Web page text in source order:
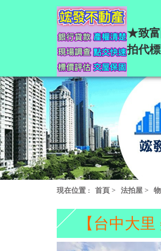
★致
拍代
現在位置 : 首頁 > 法拍屋 >
【台中大